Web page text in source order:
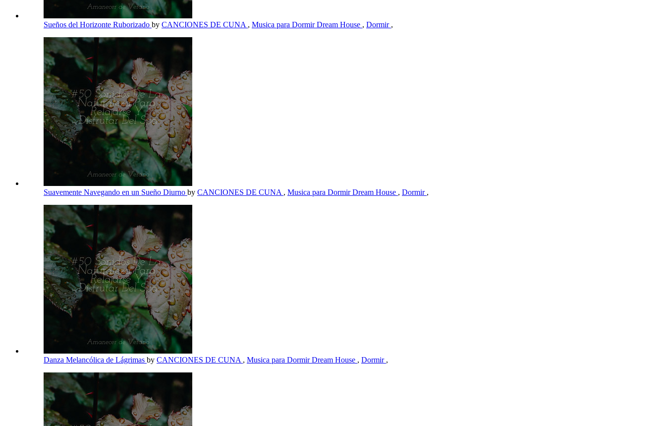
Sueños del Horizonte Ruborizado by CANCIONES DE CUNA , Musica para Dormir Dream House , Dormir ,
Suavemente Navegando en un Sueño Diurno by CANCIONES DE CUNA , Musica para Dormir Dream House , Dormir ,
Danza Melancólica de Lágrimas by CANCIONES DE CUNA , Musica para Dormir Dream House , Dormir ,